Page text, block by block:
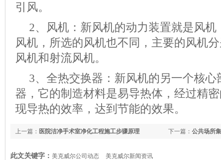
引风。
2、风机：新风机的动力装置就是风
风机，所选的风机也不同，主要的风机
风机和射流风机。
3、全热交换器：新风机的另一个核
器，它的制造材料是易导热体，经过精
现导热的效率，达到节能的效果。
下一篇： 公共场所
上一篇： 医院洁净手术室净化工程施工步骤原理
此文关键字： 美克威尔公司动态 美克威尔新闻资讯